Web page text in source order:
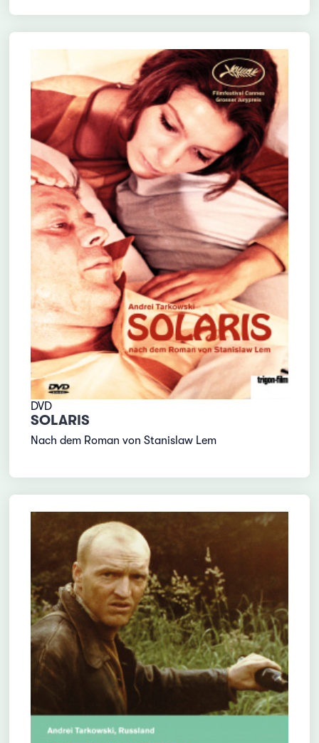
DVD
SOLARIS
Nach dem Roman von Stanislaw Lem